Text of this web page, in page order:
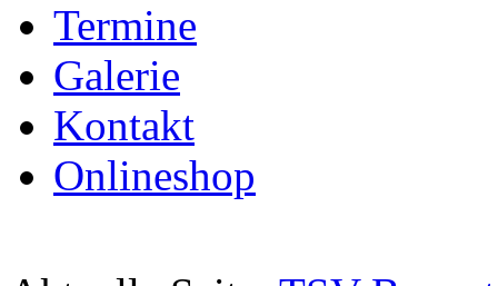
Termine
Galerie
Kontakt
Onlineshop